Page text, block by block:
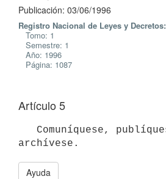
Publicación: 03/06/1996
Registro Nacional de Leyes y Decretos:
Tomo: 1
Semestre: 1
Año: 1996
Página: 1087
Artículo 5
Ayuda